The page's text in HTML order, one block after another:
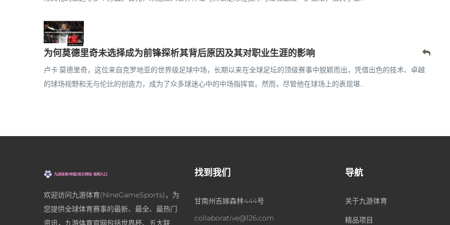
为何莫德里奇未选择成为前锋探析其背后原因及其对职业生涯的影响
卢卡·莫德里奇，这位来自克罗地亚的世界级足球中场，长期以来在全球足坛的顶级赛事中脱颖而出，凭借出色的技术、卓越
的球场视野和无与伦比的创造力，成为了众多球迷心中的中场指挥官。然而，尽管他在球场上的表现堪...
欢迎访问九游体育(NineGameSports)，为
您提供全球体育赛事的最新、最全、最热门
资讯，九游体育官网包括世界杯、五大联
找到我们
甘南州吉嫁森林444号
collaborative@126.com
导航
关于九游体育
精品项目